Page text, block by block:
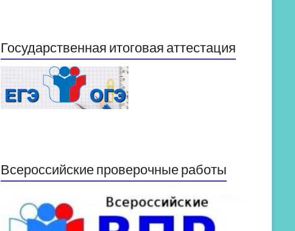
Государственная итоговая аттестация
Всероссийские проверочные работы